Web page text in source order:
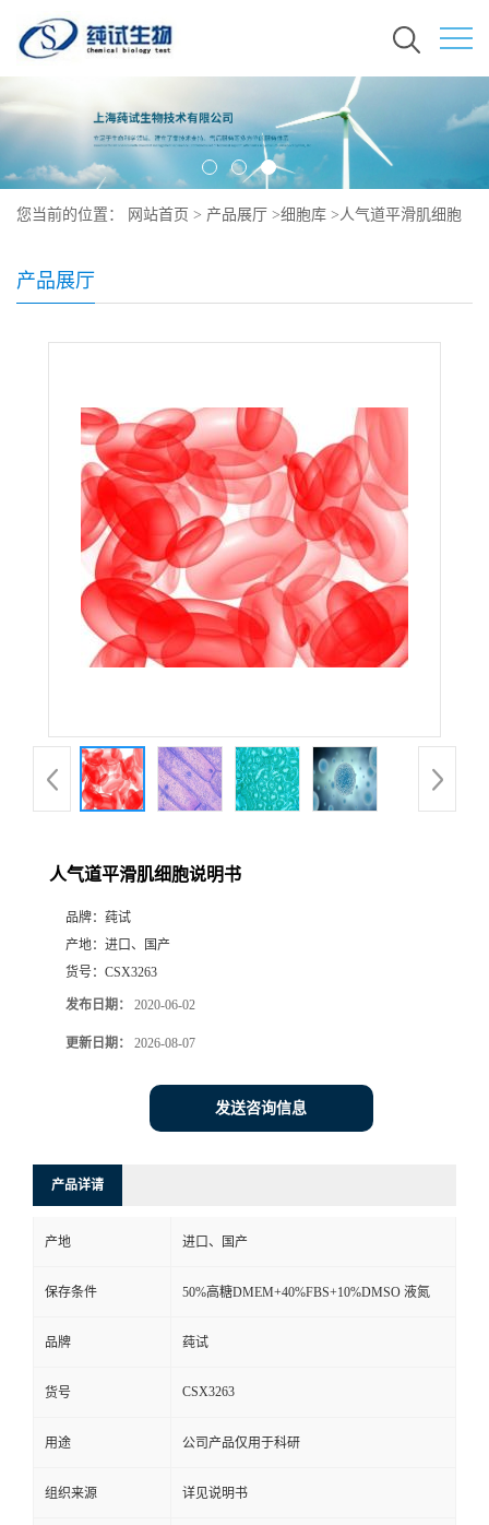
您当前的位置： 网站首页 > 产品展厅 >细胞库 >人气道平滑肌细胞
产品展厅
人气道平滑肌细胞说明书
品牌： 莼试
产地： 进口、国产
货号： CSX3263
发布日期： 2020-06-02
更新日期： 2026-08-07
发送咨询信息
产品详请
产地 进口、国产
保存条件 50%高糖DMEM+40%FBS+10%DMSO 液氮
品牌 莼试
货号 CSX3263
用途 公司产品仅用于科研
组织来源 详见说明书